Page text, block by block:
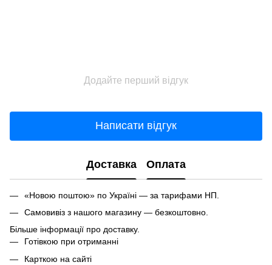
Додайте перший відгук
Написати відгук
Доставка Оплата
«Новою поштою» по Україні — за тарифами НП.
Самовивіз з нашого магазину — безкоштовно.
Більше інформації про доставку.
Готівкою при отриманні
Карткою на сайті